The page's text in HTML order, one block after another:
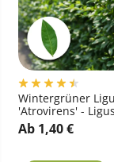
Wintergrüner
'Atrovirens' -
vulgare 'Atrovirens'
Ab 1,40 €